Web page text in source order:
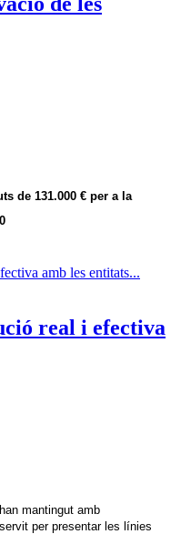
de 131.000 € per a la
real i efectiva
mantingut amb
per presentar les línies